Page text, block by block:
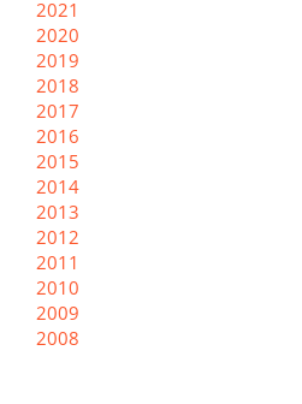
2021
2020
2019
2018
2017
2016
2015
2014
2013
2012
2011
2010
2009
2008